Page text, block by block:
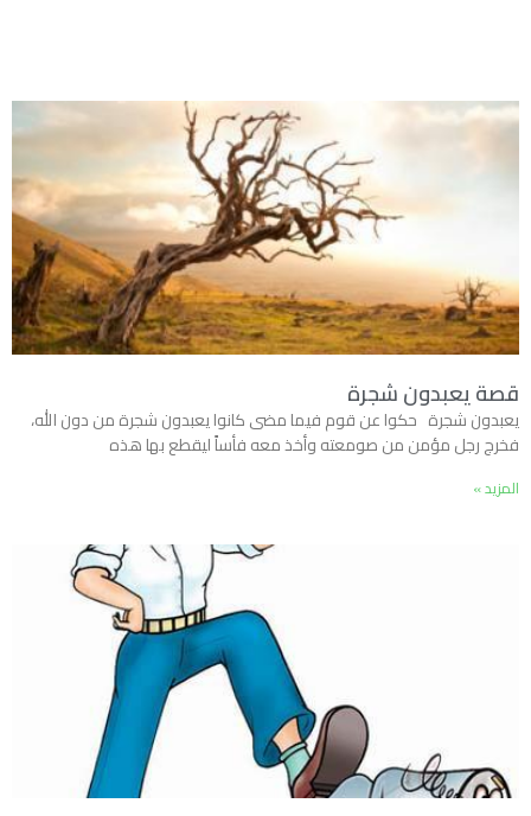
قصة يعبدون شجرة
يعبدون شجرة حكوا عن قوم فيما مضى كانوا يعبدون شجرة من دون الله،
فخرج رجل مؤمن من صومعته وأخذ معه فأساً ليقطع بها هذه
المزيد »